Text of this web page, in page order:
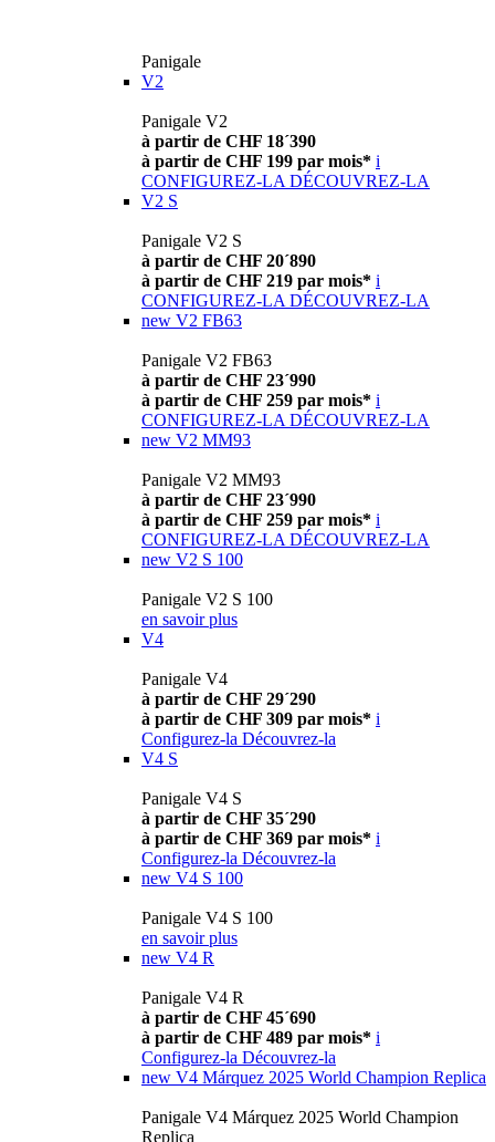
Panigale
V2
Panigale V2
à partir de CHF 18´390
à partir de CHF 199 par mois* i
CONFIGUREZ-LA DÉCOUVREZ-LA
V2 S
Panigale V2 S
à partir de CHF 20´890
à partir de CHF 219 par mois* i
CONFIGUREZ-LA DÉCOUVREZ-LA
new V2 FB63
Panigale V2 FB63
à partir de CHF 23´990
à partir de CHF 259 par mois* i
CONFIGUREZ-LA DÉCOUVREZ-LA
new V2 MM93
Panigale V2 MM93
à partir de CHF 23´990
à partir de CHF 259 par mois* i
CONFIGUREZ-LA DÉCOUVREZ-LA
new V2 S 100
Panigale V2 S 100
en savoir plus
V4
Panigale V4
à partir de CHF 29´290
à partir de CHF 309 par mois* i
Configurez-la Découvrez-la
V4 S
Panigale V4 S
à partir de CHF 35´290
à partir de CHF 369 par mois* i
Configurez-la Découvrez-la
new V4 S 100
Panigale V4 S 100
en savoir plus
new V4 R
Panigale V4 R
à partir de CHF 45´690
à partir de CHF 489 par mois* i
Configurez-la Découvrez-la
new V4 Márquez 2025 World Champion Replica
Panigale V4 Márquez 2025 World Champion
Replica